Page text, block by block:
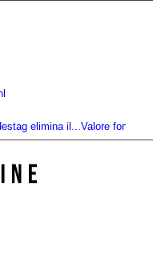
elimina il...Valore fondiario di